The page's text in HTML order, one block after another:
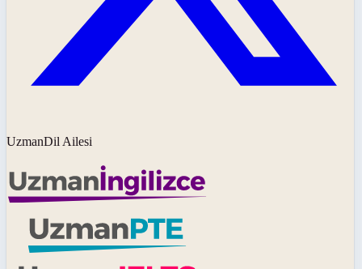
UzmanDil Ailesi